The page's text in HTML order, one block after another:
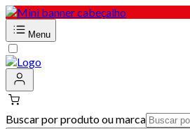
Menu
Buscar por produto ou marca